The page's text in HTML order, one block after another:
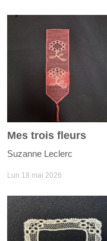
Mes trois fleurs
Suzanne Leclerc
Lun 18 mai 2026